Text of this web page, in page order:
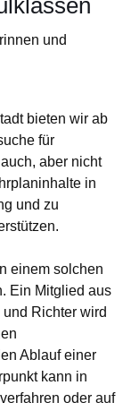
und
bieten wir ab
für
aber nicht
in
und zu
einem solchen
Ein Mitglied aus
Richter wird
Ablauf einer
kann in
oder auf